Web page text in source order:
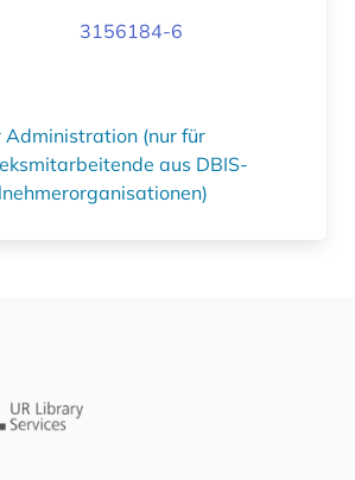
3156184-6
Administration (nur für
aus DBIS-